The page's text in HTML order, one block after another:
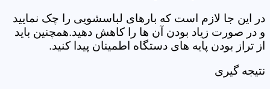
در این جا لازم است که بارهای لباسشویی را چک نمایید
و در صورت زیاد بودن آن ها را کاهش دهید.همچنین باید
از تراز بودن پایه های دستگاه اطمینان پیدا کنید.
نتیجه گیری